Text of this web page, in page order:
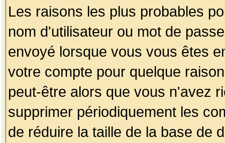
Les raisons les plus probables
nom d'utilisateur ou mot de
envoyé lorsque vous vous êtes
votre compte pour quelque
peut-être alors que vous n'avez
supprimer périodiquement les
de réduire la taille de la base de